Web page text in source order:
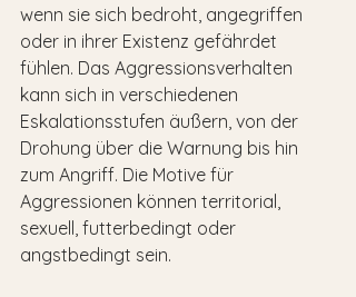
wenn sie sich bedroht, angegriffen
oder in ihrer Existenz gefährdet
fühlen. Das Aggressionsverhalten
kann sich in verschiedenen
Eskalationsstufen äußern, von der
Drohung über die Warnung bis hin
zum Angriff. Die Motive für
Aggressionen können territorial,
sexuell, futterbedingt oder
angstbedingt sein.